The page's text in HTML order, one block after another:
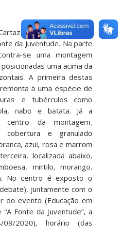
de divulgação do
da Juventude. Na parte
se uma montagem
uma acima da
A primeira destas
à uma espécie de
e tubérculos como
nabo e batata. Já a
centro da montagem,
cobertura e granulado
azul, rosa e marrom
localizada abaixo,
mirtilo, morango,
No centro é exposto o
juntamente com o
do evento (Educação em
Fonte da Juventude”, a
2020), horário (das